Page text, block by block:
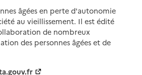
âgées en perte d'autonomie
au vieillissement. Il est édité
de nombreux
des personnes âgées et de